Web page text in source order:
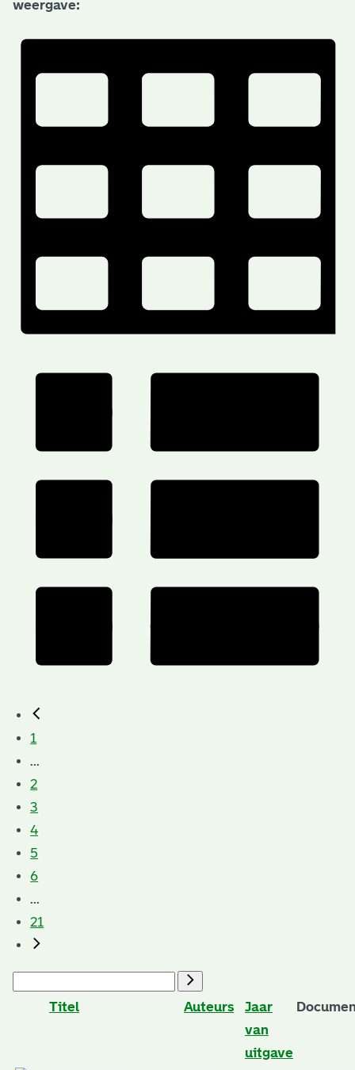
weergave:
1
...
2
3
4
5
6
...
21
Titel Auteurs
Jaar
van
uitgave